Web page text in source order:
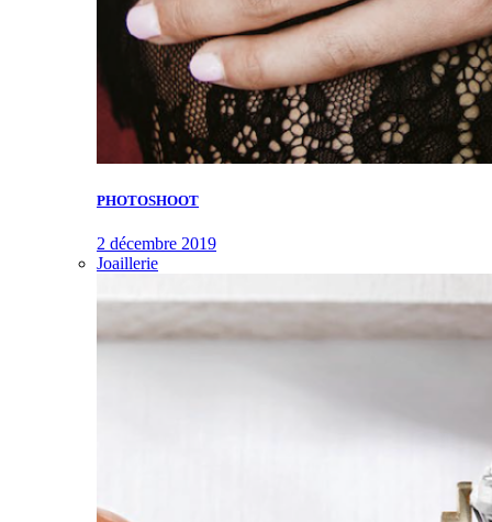
PHOTOSHOOT
2 décembre 2019
Joaillerie